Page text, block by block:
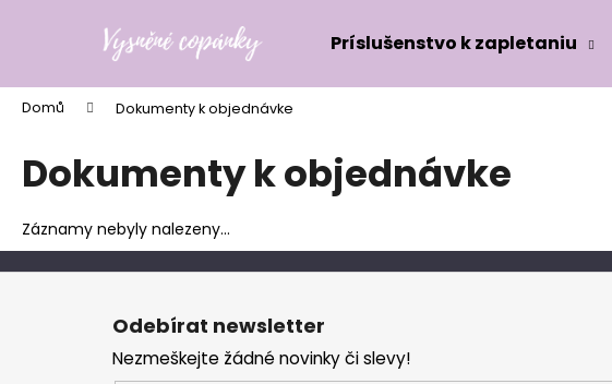
Príslušenstvo k zapletaniu
Domů Dokumenty k objednávke
Dokumenty k objednávke
Záznamy nebyly nalezeny...
í
Zpět
do
obchodu
Zpět
do
obchodu
Z
Odebírat newsletter
Nezmeškejte žádné novinky či slevy!